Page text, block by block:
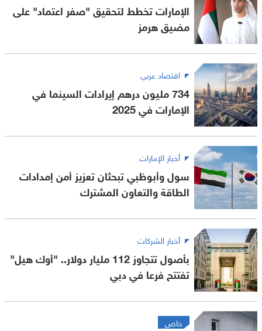
الإمارات تخطط لتحقيق "صفر اعتماد" على
مضيق هرمز
اقتصاد عربي
734 مليون درهم إيرادات السينما في
الإمارات في 2025
أخبار الإمارات
سول وأبوظبي تبحثان تعزيز أمن إمدادات
الطاقة والتعاون المشترك
أخبار الشركات
بأصول تتجاوز 112 مليار دولار.. "أوك هيل"
تفتتح فرعا في دبي
خاص